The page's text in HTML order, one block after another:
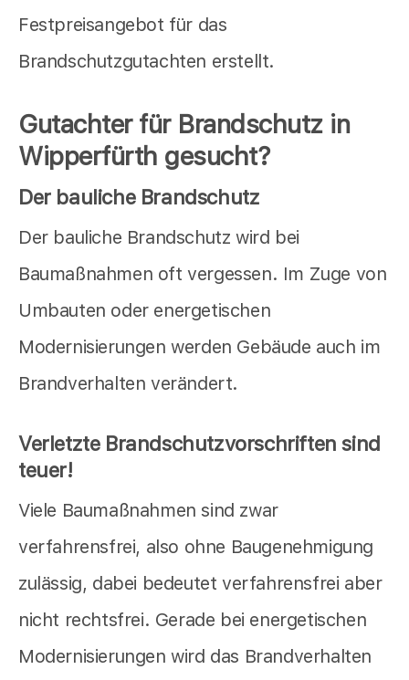
Festpreisangebot für das
Brandschutzgutachten erstellt.
Gutachter für Brandschutz in
Wipperfürth gesucht?
Der bauliche Brandschutz
Der bauliche Brandschutz wird bei
Baumaßnahmen oft vergessen. Im Zuge von
Umbauten oder energetischen
Modernisierungen werden Gebäude auch im
Brandverhalten verändert.
Verletzte Brandschutzvorschriften sind
teuer!
Viele Baumaßnahmen sind zwar
verfahrensfrei, also ohne Baugenehmigung
zulässig, dabei bedeutet verfahrensfrei aber
nicht rechtsfrei. Gerade bei energetischen
Modernisierungen wird das Brandverhalten